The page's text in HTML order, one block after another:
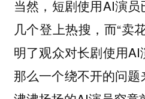
当然，短剧使用AI演
几个登上热搜，而“卖
明了观众对长剧使用AI
那么一个绕不开的问